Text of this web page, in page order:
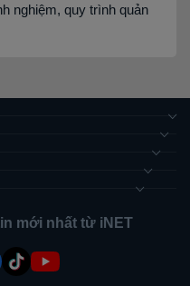
nghiệm, quy trình quản
mới nhất từ iNET